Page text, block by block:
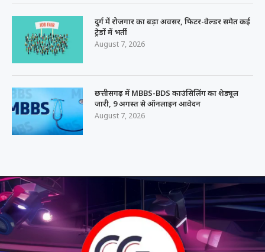
दुर्ग में रोजगार का बड़ा अवसर, फिटर-वेल्डर समेत कई
ट्रेडों में भर्ती
August 7, 2026
छत्तीसगढ़ में MBBS-BDS काउंसिलिंग का शेड्यूल
जारी, 9 अगस्त से ऑनलाइन आवेदन
August 7, 2026